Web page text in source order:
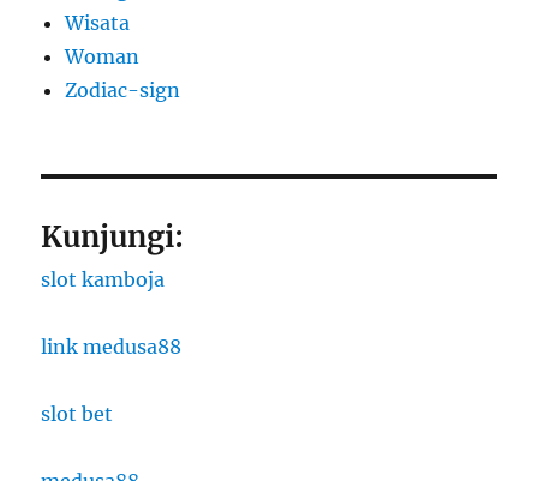
Wisata
Woman
Zodiac-sign
Kunjungi:
slot kamboja
link medusa88
slot bet